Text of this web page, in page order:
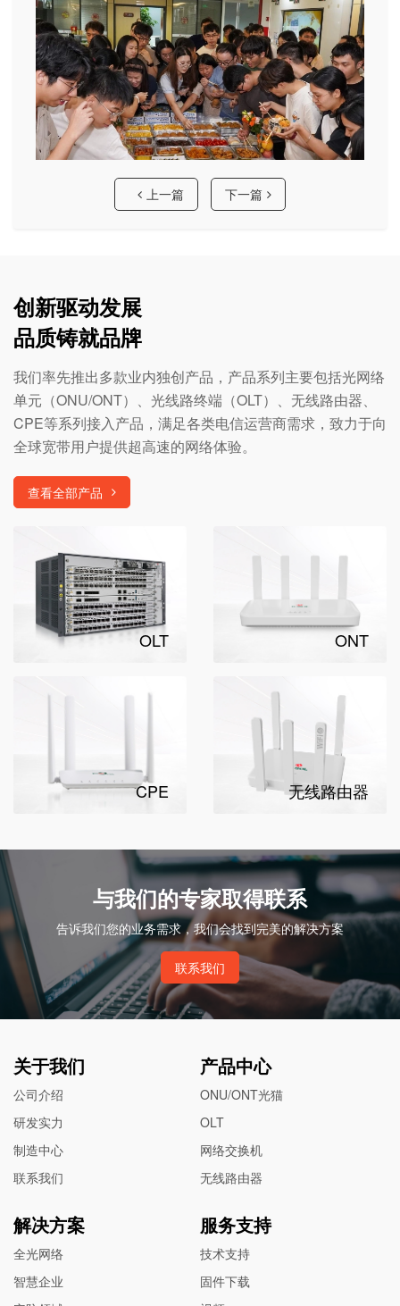
上一篇 下一篇
创新驱动发展
品质铸就品牌
我们率先推出多款业内独创产品，产品系列主要包括光网络
单元（ONU/ONT）、光线路终端（OLT）、无线路由器、
CPE等系列接入产品，满足各类电信运营商需求，致力于向
全球宽带用户提供超高速的网络体验。
查看全部产品
OLT ONT
CPE 无线路由器
与我们的专家取得联系
告诉我们您的业务需求，我们会找到完美的解决方案
联系我们
关于我们
公司介绍
研发实力
制造中心
联系我们
产品中心
ONU/ONT光猫
OLT
网络交换机
无线路由器
解决方案
全光网络
智慧企业
服务支持
技术支持
固件下载